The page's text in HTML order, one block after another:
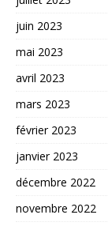
juin 2023
mai 2023
avril 2023
mars 2023
février 2023
janvier 2023
décembre 2022
novembre 2022